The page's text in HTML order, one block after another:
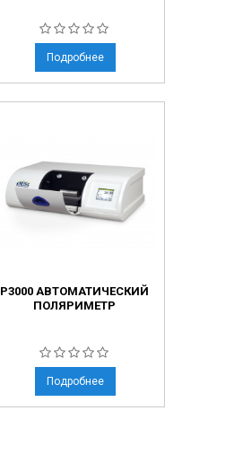
Подробнее
P3000 АВТОМАТИЧЕСКИЙ
ПОЛЯРИМЕТР
Подробнее